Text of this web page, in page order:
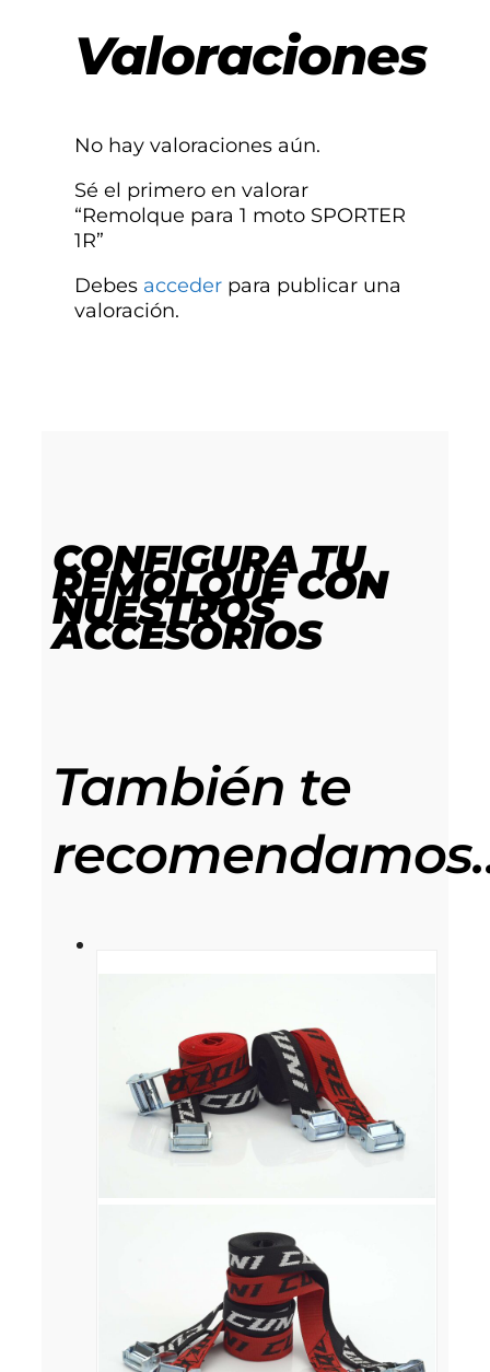
Valoraciones
No hay valoraciones aún.
Sé el primero en valorar
“Remolque para 1 moto SPORTER
1R”
Debes acceder para publicar una
valoración.
CONFIGURA TU
REMOLQUECON
NUESTROS
ACCESORIOS
También te